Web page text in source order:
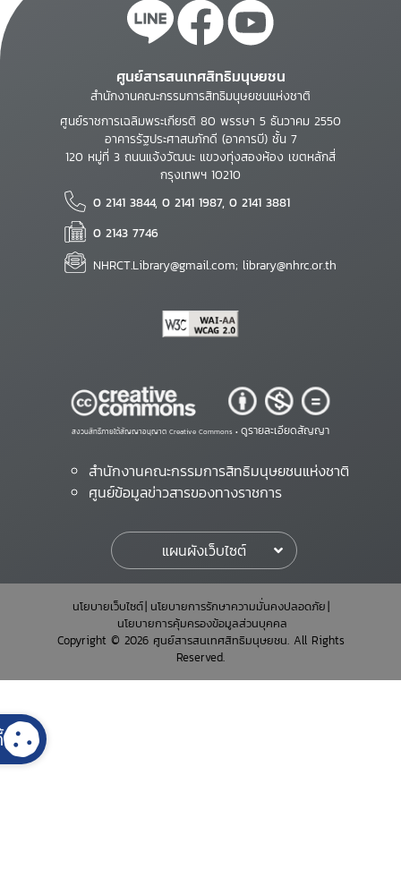
ศูนย์สารสนเทศสิทธิมนุษยชน
สำนักงานคณะกรรมการสิทธิมนุษยชนแห่งชาติ
ศูนย์ราชการเฉลิมพระเกียรติ 80 พรรษา 5 ธันวาคม 2550
อาคารรัฐประศาสนภักดี (อาคารบี) ชั้น 7
120 หมู่ที่ 3 ถนนแจ้งวัฒนะ แขวงทุ่งสองห้อง เขตหลักสี่
กรุงเทพฯ 10210
0 2141 3844, 0 2141 1987, 0 2141 3881
0 2143 7746
NHRCT.Library@gmail.com; library@nhrc.or.th
สงวนสิทธิ์ภายใต้สัญญาอนุญาต Creative Commons • ดูรายละเอียดสัญญา
สำนักงานคณะกรรมการสิทธิมนุษยชนแห่งชาติ
ศูนย์ข้อมูลข่าวสารของทางราชการ
แผนผังเว็บไซต์
นโยบายเว็บไซต์ นโยบายการรักษาความมั่นคงปลอดภัย
นโยบายการคุ้มครองข้อมูลส่วนบุคคล
Copyright © 2026 ศูนย์สารสนเทศสิทธิมนุษยชน. All Rights
Reserved.